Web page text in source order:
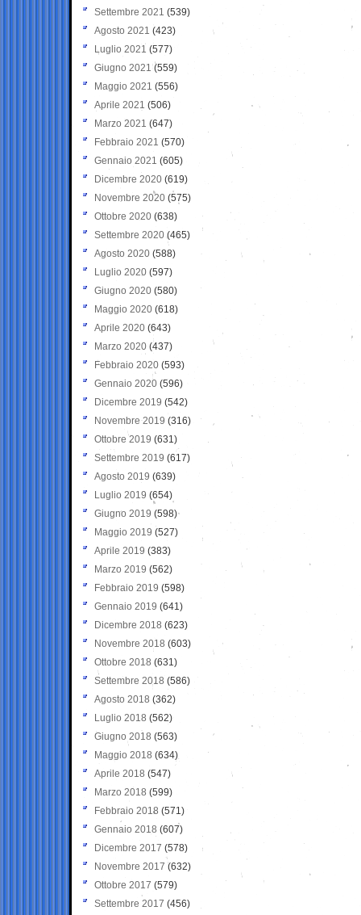
Settembre 2021 (539)
Agosto 2021 (423)
Luglio 2021 (577)
Giugno 2021(559)
Maggio 2021 (556)
Aprile 2021 (506)
Marzo 2021 (647)
Febbraio 2021 (570)
Gennaio 2021 (605)
Dicembre 2020 (619)
Novembre 2020 (575)
Ottobre 2020 (638)
Settembre 2020(465)
Agosto 2020 (588)
Luglio 2020 (597)
Giugno 2020 (580)
Maggio 2020 (618)
Aprile 2020 (643)
Marzo 2020 (437)
Febbraio 2020 (593)
Gennaio 2020 (596)
Dicembre 2019 (542)
Novembre 2019 (316)
Ottobre 2019 (631)
Settembre 2019 (617)
Agosto 2019 (639)
Luglio 2019 (654)
Giugno 2019 (598)
Maggio 2019 (527)
Aprile 2019 (383)
Marzo 2019 (562)
Febbraio 2019 (598)
Gennaio 2019 (641)
Dicembre 2018 (623)
Novembre 2018 (603)
Ottobre 2018 (631)
Settembre 2018 (586)
Agosto 2018 (362)
Luglio 2018 (562)
Giugno 2018 (563)
Maggio 2018 (634)
Aprile 2018 (547)
Marzo 2018 (599)
Febbraio 2018 (571)
Gennaio 2018 (607)
Dicembre 2017 (578)
Novembre 2017 (632)
Ottobre 2017 (579)
Settembre 2017 (456)